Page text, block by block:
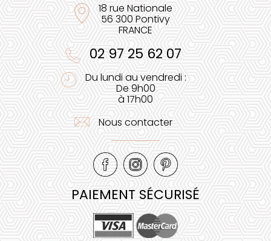
18 rue Nationale
56 300 Pontivy
FRANCE
02 97 25 62 07
Du lundi au vendredi :
De 9h00
à 17h00
Nous contacter
PAIEMENT SÉCURISÉ